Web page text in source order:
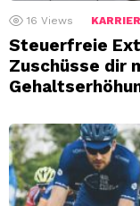
16 Views
Steuerfreie
Zuschüsse dir